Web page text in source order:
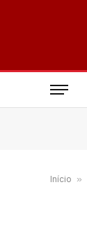
Início »